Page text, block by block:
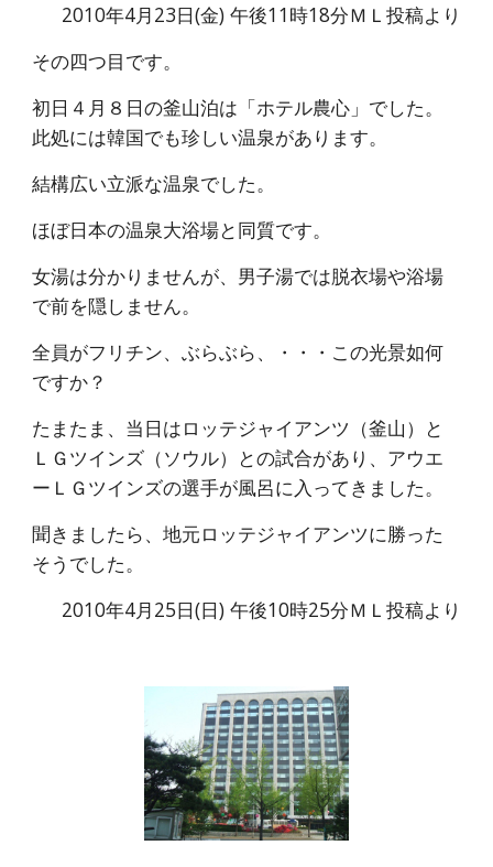
2010年4月23日(金) 午後11時18分ＭＬ投稿より
その四つ目です。
初日４月８日の釜山泊は「ホテル農心」でした。
此処には韓国でも珍しい温泉があります。
結構広い立派な温泉でした。
ほぼ日本の温泉大浴場と同質です。
女湯は分かりませんが、男子湯では脱衣場や浴場
で前を隠しません。
全員がフリチン、ぶらぶら、・・・この光景如何
ですか？
たまたま、当日はロッテジャイアンツ（釜山）と
ＬＧツインズ（ソウル）との試合があり、アウエ
ーＬＧツインズの選手が風呂に入ってきました。
聞きましたら、地元ロッテジャイアンツに勝った
そうでした。
2010年4月25日(日) 午後10時25分ＭＬ投稿より